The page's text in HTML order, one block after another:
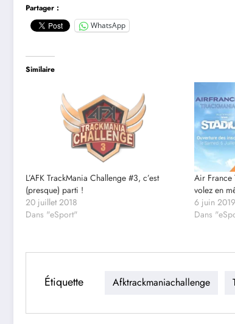
Partager :
WhatsApp
Similaire
L’AFK TrackMania Challenge #3, c’est
(presque) parti !
20 juillet 2018
Dans "eSport"
Air France
volez en
6 juin 2019
Dans
Étiquette Afktrackmaniachallenge